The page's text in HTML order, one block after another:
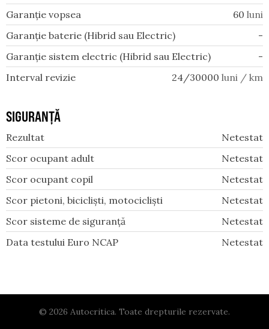
Garanție vopsea
60 luni
Garanție baterie (Hibrid sau Electric)
-
Garanție sistem electric (Hibrid sau Electric)
-
Interval revizie
24/30000 luni / km
SIGURANȚĂ
Rezultat
Netestat
Scor ocupant adult
Netestat
Scor ocupant copil
Netestat
Scor pietoni, bicicliști, motocicliști
Netestat
Scor sisteme de siguranță
Netestat
Data testului Euro NCAP
Netestat
© 2026 Autocritica. Toate drepturile rezervate.